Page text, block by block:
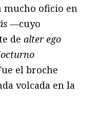
oficio en
—cuyo
de alter ego
el broche
volcada en la